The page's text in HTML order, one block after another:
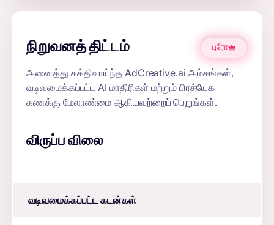
நிறுவனத் திட்டம் புரோ
அனைத்து சக்திவாய்ந்த AdCreative.ai அம்சங்கள்,
வடிவமைக்கப்பட்ட AI மாதிரிகள் மற்றும் பிரத்யேக
கணக்கு மேலாண்மை ஆகியவற்றைப் பெறுங்கள்.
விருப்ப விலை
வடிவமைக்கப்பட்ட கடன்கள்